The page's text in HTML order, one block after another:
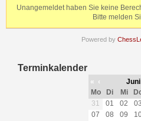
Unangemeldet haben Sie keine
Bitte melden
Powered by
Terminkalender
« ‹
Mo
Di Mi
31
01 02 03
07
08 09